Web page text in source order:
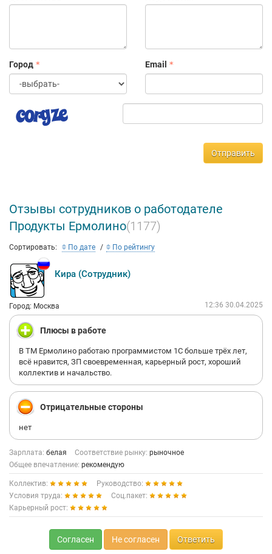
Город Email
Отправить
Отзывы сотрудников о работодателе
Продукты Ермолино(1177)
Сортировать: По дате По рейтингу
Кира (Сотрудник)
Город: Москва 12:36 30.04.2025
Плюсы в работе
В ТМ Ермолино работаю программистом 1С больше трёх лет,
всё нравится, ЗП своевременная, карьерный рост, хороший
коллектив и начальство.
Отрицательные стороны
нет
Зарплата: белая Соответствие рынку: рыночное
Общее впечатление: рекомендую
Коллектив:
Руководство:
Условия труда:
Соц.пакет:
Карьерный рост:
Согласен Не согласен Ответить